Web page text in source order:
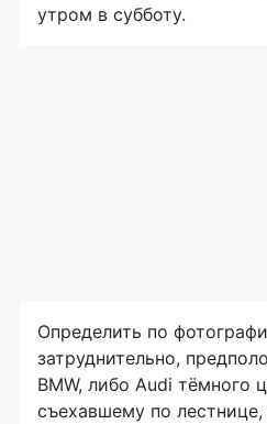
утром в субботу.
Определить по
затруднительно,
BMW, либо Audi тёмного
съехавшему по